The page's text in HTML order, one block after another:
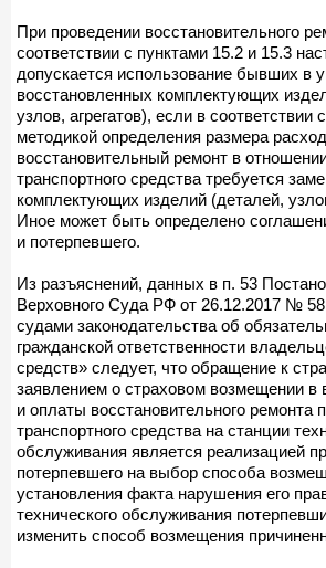
При проведении восстановительного
соответствии с пунктами 15.2 и 15.3
допускается использование бывших в
восстановленных комплектующих
узлов, агрегатов), если в соответствии
методикой определения размера
восстановительный ремонт в
транспортного средства требуется
комплектующих изделий (деталей,
Иное может быть определено
и потерпевшего.
Из разъяснений, данных в п. 53
Верховного Суда РФ от 26.12.2017 №
судами законодательства об
гражданской ответственности
средств» следует, что обращение к
заявлением о страховом возмещении в
и оплаты восстановительного ремонта
транспортного средства на станции
обслуживания является реализацией
потерпевшего на выбор способа
установления факта нарушения его
технического обслуживания
изменить способ возмещения